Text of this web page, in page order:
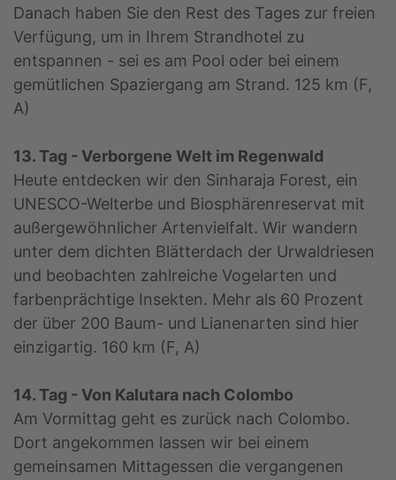
Danach haben Sie den Rest des Tages zur freien
Verfügung, um in Ihrem Strandhotel zu
entspannen - sei es am Pool oder bei einem
gemütlichen Spaziergang am Strand. 125 km (F,
A)
13. Tag - Verborgene Welt im Regenwald
Heute entdecken wir den Sinharaja Forest, ein
UNESCO-Welterbe und Biosphärenreservat mit
außergewöhnlicher Artenvielfalt. Wir wandern
unter dem dichten Blätterdach der Urwaldriesen
und beobachten zahlreiche Vogelarten und
farbenprächtige Insekten. Mehr als 60 Prozent
der über 200 Baum- und Lianenarten sind hier
einzigartig. 160 km (F, A)
14. Tag - Von Kalutara nach Colombo
Am Vormittag geht es zurück nach Colombo.
Dort angekommen lassen wir bei einem
gemeinsamen Mittagessen die vergangenen